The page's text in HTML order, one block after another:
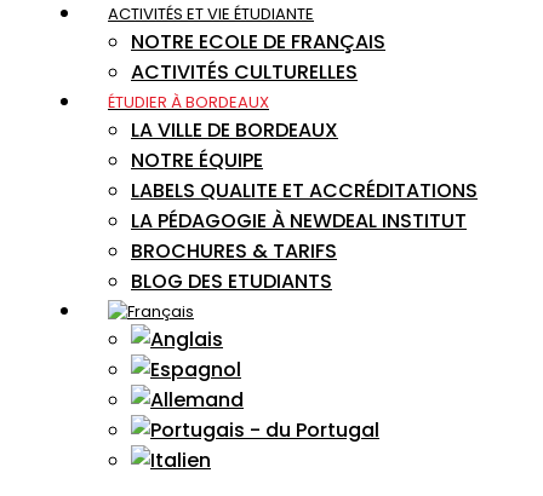
ACTIVITÉS ET VIE ÉTUDIANTE
NOTRE ECOLE DE FRANÇAIS
ACTIVITÉS CULTURELLES
ÉTUDIER À BORDEAUX
LA VILLE DE BORDEAUX
NOTRE ÉQUIPE
LABELS QUALITE ET ACCRÉDITATIONS
LA PÉDAGOGIE À NEWDEAL INSTITUT
BROCHURES & TARIFS
BLOG DES ETUDIANTS